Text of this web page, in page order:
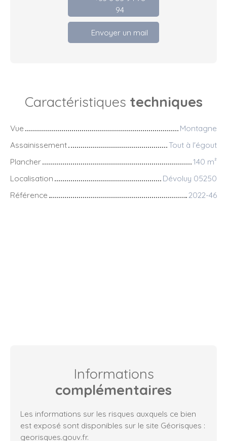
94
Envoyer un mail
Caractéristiques techniques
Vue
Montagne
Assainissement
Tout à l'égout
Plancher
140 m²
Localisation
Dévoluy 05250
Référence
2022-46
Informations
complémentaires
Les informations sur les risques auxquels ce bien
est exposé sont disponibles sur le site Géorisques :
georisques.gouv.fr.